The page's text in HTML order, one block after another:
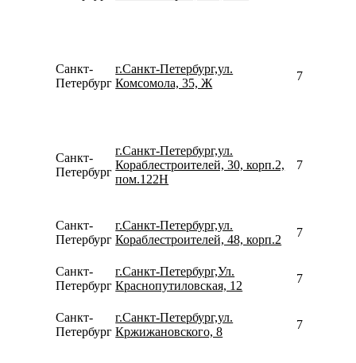
Санкт-
Петербург
г.Санкт-Петербург,ул.
Комсомола, 35, Ж
Санкт-
Петербург
г.Санкт-Петербург,ул.
Кораблестроителей, 30, корп.2,
пом.122Н
Санкт-
Петербург
г.Санкт-Петербург,ул.
Кораблестроителей, 48, корп.2
Санкт-
Петербург
г.Санкт-Петербург,Ул.
Краснопутиловская, 12
Санкт-
Петербург
г.Санкт-Петербург,ул.
Кржижановского, 8